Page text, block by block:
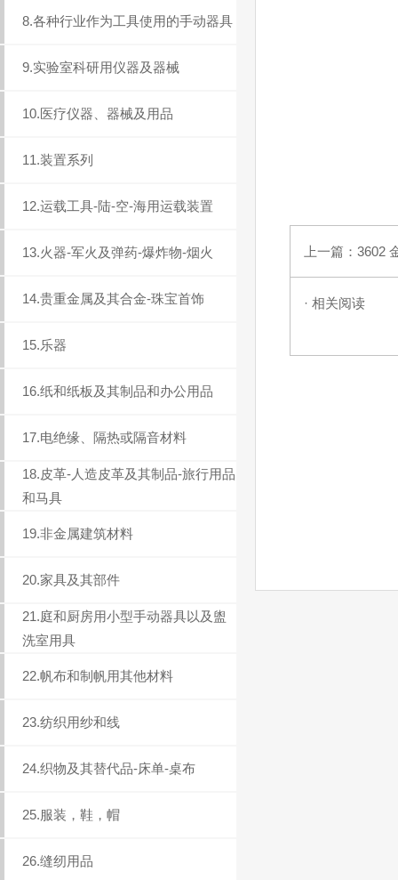
8.各种行业作为工具使用的手动器具
9.实验室科研用仪器及器械
10.医疗仪器、器械及用品
11.装置系列
12.运载工具-陆-空-海用运载装置
13.火器-军火及弹药-爆炸物-烟火
14.贵重金属及其合金-珠宝首饰
15.乐器
16.纸和纸板及其制品和办公用品
17.电绝缘、隔热或隔音材料
18.皮革-人造皮革及其制品-旅行用品
和马具
19.非金属建筑材料
20.家具及其部件
21.庭和厨房用小型手动器具以及盥
洗室用具
22.帆布和制帆用其他材料
23.纺织用纱和线
24.织物及其替代品-床单-桌布
25.服装，鞋，帽
26.缝纫用品
上一篇： 3602
· 相关阅读